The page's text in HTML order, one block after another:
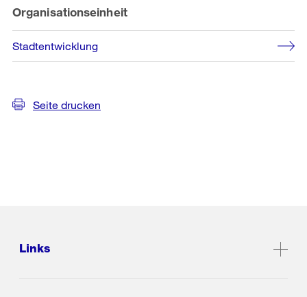
Organisationseinheit
Stadtentwicklung
Seite drucken
Links